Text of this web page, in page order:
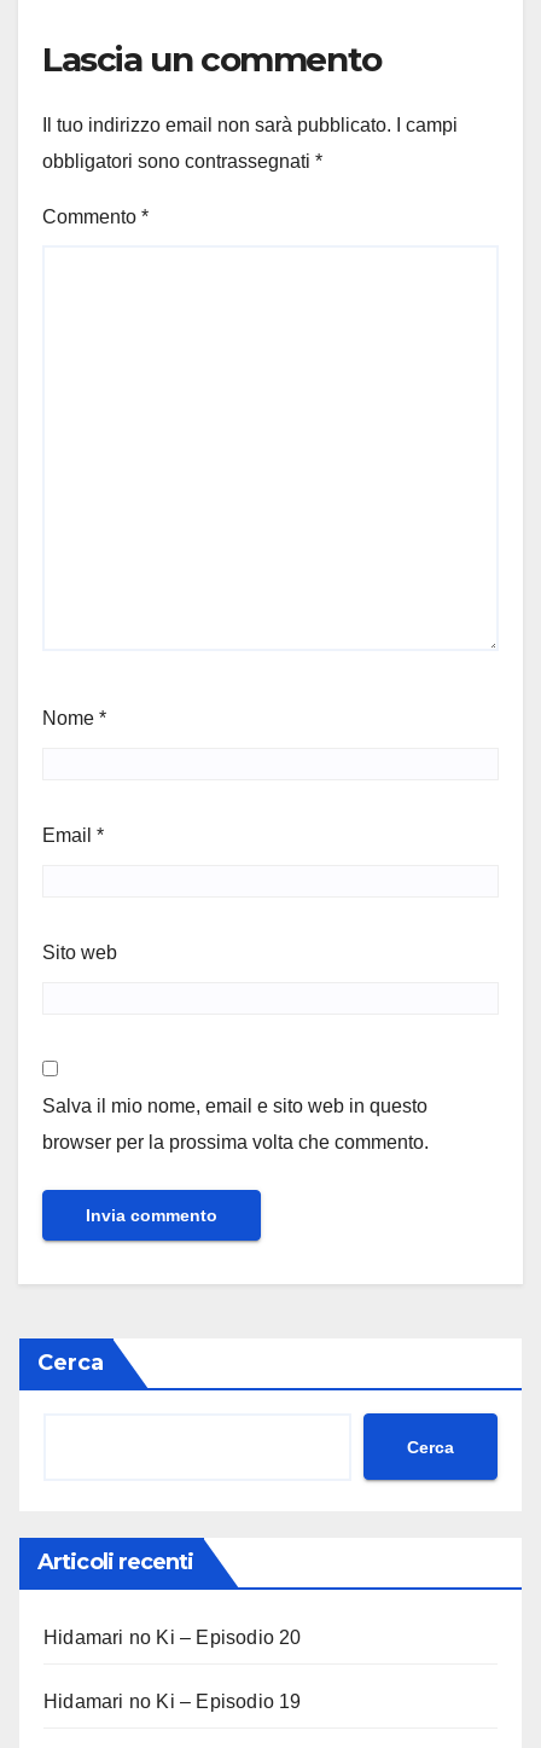
Lascia un commento
Il tuo indirizzo email non sarà pubblicato.
I campi
obbligatori sono contrassegnati *
Commento *
Nome *
Email *
Sito web
Salva il mio nome, email e sito web in questo
browser per la prossima volta che commento.
Cerca
Cerca
Articoli recenti
Hidamari no Ki – Episodio 20
Hidamari no Ki – Episodio 19